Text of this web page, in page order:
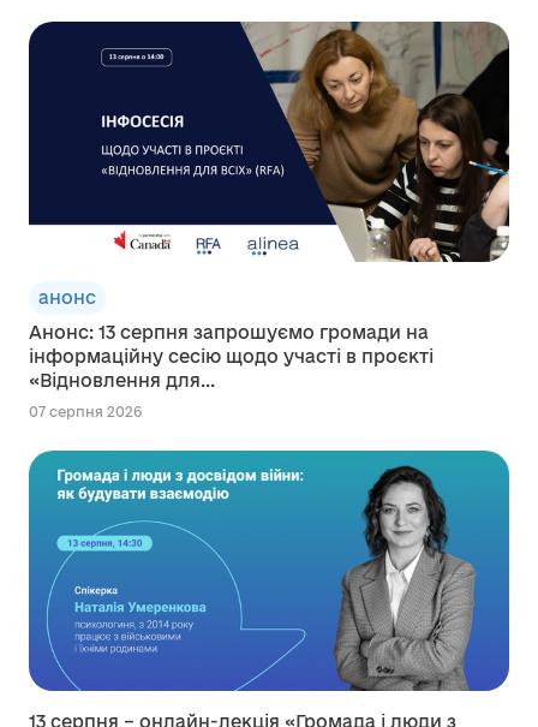
анонс
Анонс: 13 серпня запрошуємо громади на
інформаційну сесію щодо участі в проєкті
«Відновлення для...
07 серпня 2026
13 серпня – онлайн-лекція «Громада і люди з